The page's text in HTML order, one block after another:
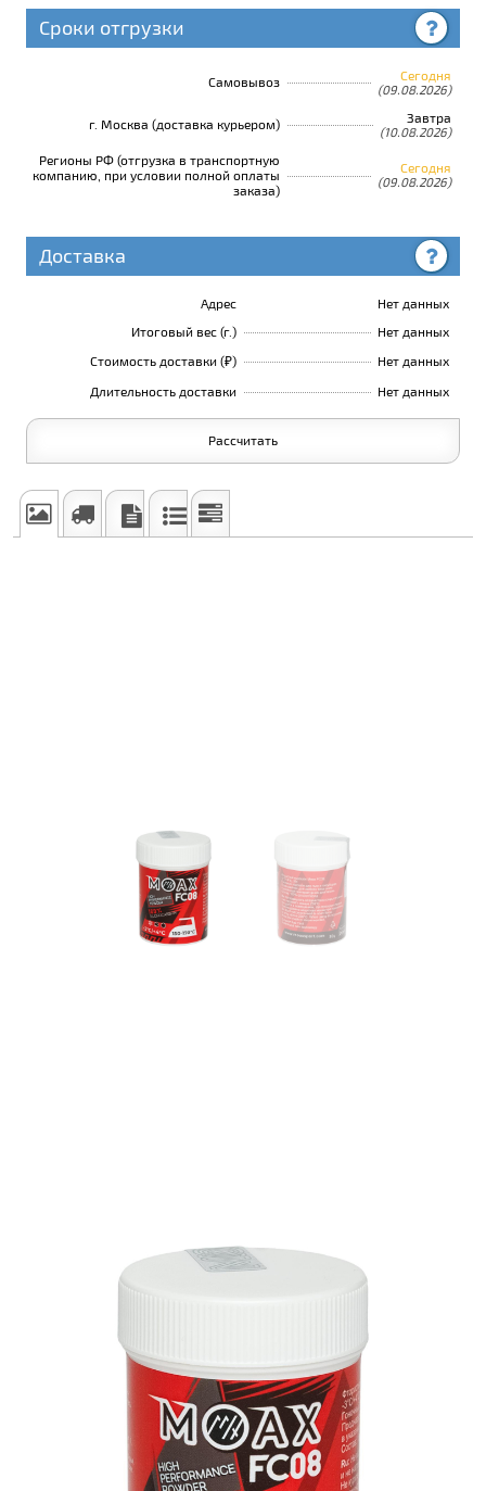
Сроки отгрузки
Самовывоз Сегодня
(09.08.2026)
г. Москва (доставка курьером) Завтра
(10.08.2026)
Регионы РФ (отгрузка в транспортную
компанию, при условии полной оплаты
заказа)
Сегодня
(09.08.2026)
Доставка
Адрес
Нет данных
Итоговый вес (г.)
Нет данных
Стоимость доставки (₽)
Нет данных
Длительность доставки
Нет данных
Рассчитать